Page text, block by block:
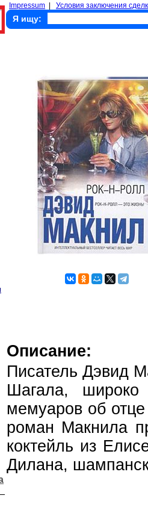
Impressum Условия заключения
Я ищу:
Описание:
Писатель Дэвид
Шагала, широко
мемуаров об
роман Макнила
коктейль из
Дилана,